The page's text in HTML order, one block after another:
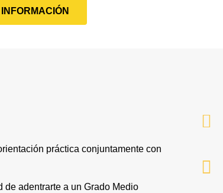
práctica conjuntamente con
de adentrarte a un Grado Medio